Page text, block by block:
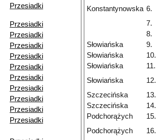
Przesiadki
Przesiadki
Przesiadki
Przesiadki
Przesiadki
Przesiadki
Przesiadki
Przesiadki
Przesiadki
Przesiadki
Przesiadki
Konstantynowska 6.
7.
8.
Słowiańska
9.
Słowiańska
10.
Słowiańska
11.
Słowiańska
12.
Szczecińska 13.
Szczecińska
14.
Podchorążych
15.
Podchorążych
16.